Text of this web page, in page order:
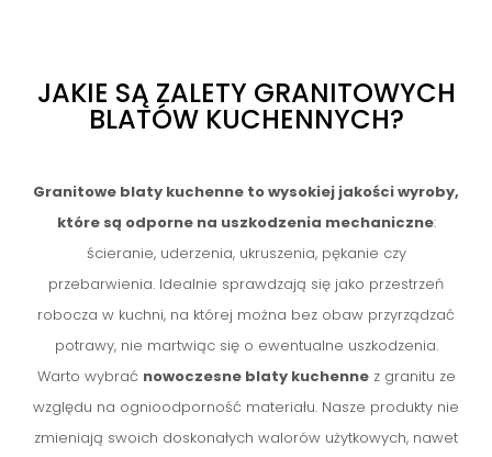
JAKIE SĄ ZALETY GRANITOWYCH
BLATÓW KUCHENNYCH?
Granitowe blaty kuchenne to wysokiej jakości wyroby,
które są odporne na uszkodzenia mechaniczne:
ścieranie, uderzenia, ukruszenia, pękanie czy
przebarwienia. Idealnie sprawdzają się jako przestrzeń
robocza w kuchni, na której można bez obaw przyrządzać
potrawy, nie martwiąc się o ewentualne uszkodzenia.
Warto wybrać nowoczesne blaty kuchennez granitu ze
względu na ognioodporność materiału. Nasze produkty nie
zmieniają swoich doskonałych walorów użytkowych, nawet